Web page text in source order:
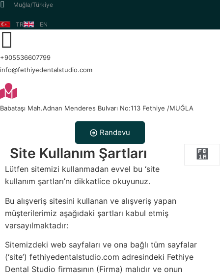
Muğla/Türkiye
TR EN
+905536607799
info@fethiyedentalstudio.com
Babataşı Mah.Adnan Menderes Bulvarı No:113 Fethiye /MUĞLA
Randevu
Fethiye
Site Kullanım Şartları
Lütfen sitemizi kullanmadan evvel bu ‘site
kullanım şartları’nı dikkatlice okuyunuz.
Bu alışveriş sitesini kullanan ve alışveriş yapan
müşterilerimiz aşağıdaki şartları kabul etmiş
varsayılmaktadır:
Sitemizdeki web sayfaları ve ona bağlı tüm sayfalar
(‘site’) fethiyedentalstudio.com adresindeki Fethiye
Dental Studio firmasının (Firma) malıdır ve onun